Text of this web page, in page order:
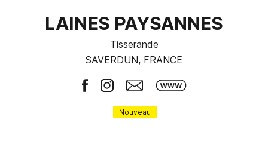
LAINES PAYSANNES
Tisserande
SAVERDUN, FRANCE
Nouveau